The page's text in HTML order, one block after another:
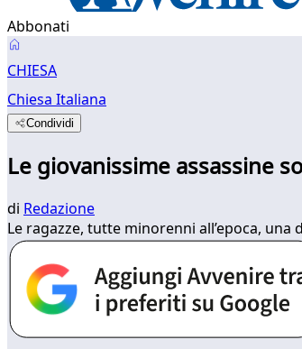
Abbonati
CHIESA
Chiesa Italiana
Condividi
Le giovanissime assassine
di Redazione
Le ragazze, tutte minorenni all’epoca,